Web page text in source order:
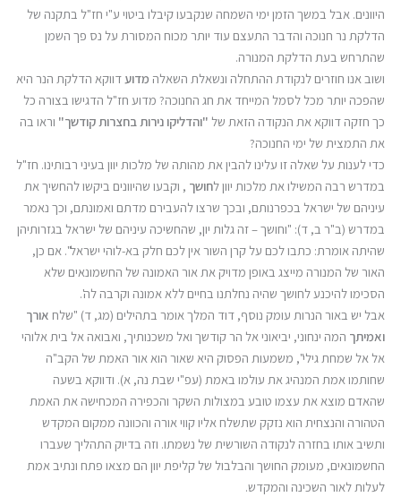
היוונים. אבל במשך הזמן ימי השמחה שנקבעו קיבלו ביטוי ע"י חז"ל בתקנה של
הדלקת נר חנוכה והדבר התעצם עוד יותר מכוח המסורת על נס פך השמן
שהתרחש בעת הדלקת המנורה.
ושוב אנו חוזרים לנקודת ההתחלה ונשאלת השאלה מדועדווקא הדלקת הנר היא
שהפכה יותר מכל לסמל המייחד את חג החנוכה? מדוע חז"ל הדגישו בצורה כל
כך חזקה דווקא את הנקודה הזאת של "והדליקו נירות בחצרות קודשך" וראו בה
את התמצית של ימי החנוכה?
כדי לענות על שאלה זו עלינו להבין את מהותה של מלכות יוון בעיני רבותינו. חז"ל
במדרש רבה המשילו את מלכות יוון לחושך , וקבעו שהיוונים ביקשו להחשיך את
עיניהם של ישראל בכפרנותם, ובכך שרצו להעבירם מדתם ואמונתם, וכך נאמר
במדרש (ב"ר ב, ד): "וחושך – זה גלות יון, שהחשיכה עיניהם של ישראל בגזרותיהן
שהיתה אומרת: כתבו לכם על קרן השור אין לכם חלק בא-לוהי ישראל". אם כן,
האור של המנורה מייצג באופן מדויק את אור האמונה של החשמונאים שלא
הסכימו להיכנע לחושך שהיה נחלתנו בחיים ללא אמונה וקרבה לה'.
אבל יש באור הנרות עומק נוסף, דוד המלך אומר בתהילים (מג, ד) "שלח אורך
ואמיתך המה ינחוני, יביאוני אל הר קודשך ואל משכנותיך, ואבואה אל בית אלוהי
אל אל שמחת גילי", משמעות הפסוק היא שאור הוא אור האמת של הקב"ה
שחותמו אמת המנהיג את עולמו באמת (עפ"י שבת נה, א). ודווקא בשעה
שהאדם מוצא את עצמו טובע במצולות השקר והכפירה המכחישה את האמת
הטהורה והנצחית הוא נזקק שתשלח אליו קווי אורה והכוונה ממקום המקדש
ותשיב אותו בחזרה לנקודה השורשית של נשמתו. וזה בדיוק התהליך שעברו
החשמונאים, מעומק החושך והבלבול של קליפת יוון הם מצאו פתח ונתיב אמת
לעלות לאור השכינה והמקדש.